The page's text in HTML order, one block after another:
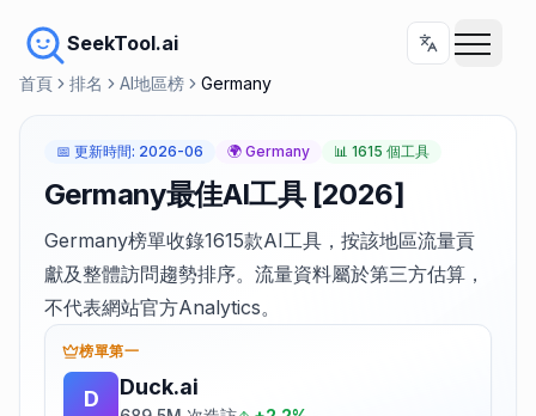
SeekTool.ai
首頁 排名 AI地區榜 Germany
📅 更新時間: 2026-06 🌍 Germany 📊 1615 個工具
Germany最佳AI工具 [2026]
Germany榜單收錄1615款AI工具，按該地區流量貢
獻及整體訪問趨勢排序。流量資料屬於第三方估算，
不代表網站官方Analytics。
榜單第一
D Duck.ai